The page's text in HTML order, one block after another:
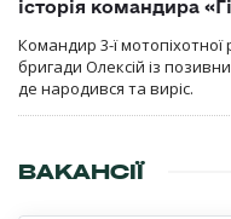
історія командира
Командир 3-ї мотопіхотної
бригади Олексій із
де народився та виріс.
ВАКАНСІЇ